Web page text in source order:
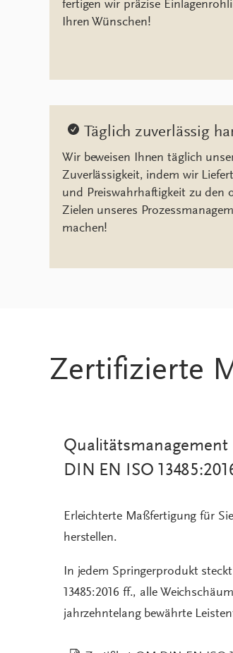
fertigen wir präzise
Ihren Wünschen!
Täglich zuverlässig
Wir beweisen Ihnen täglich
Zuverlässigkeit, indem wir
und Preiswahrhaftigkeit zu den
Zielen unseres
machen!
Zertifizierte
Qualitätsmanagement
DIN EN ISO
Erleichterte Maßfertigung für
herstellen.
In jedem Springerprodukt
13485:2016 ff., alle
jahrzehntelang bewährte